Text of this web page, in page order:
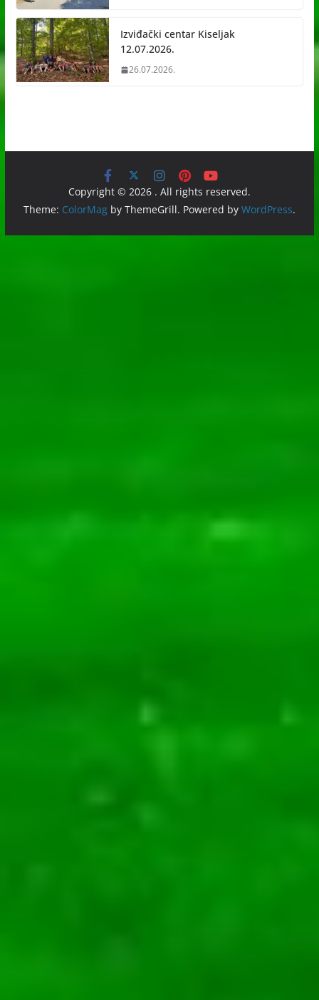
Izviđački centar Kiseljak
12.07.2026.
26.07.2026.
Copyright © 2026 . All rights reserved.
Theme: ColorMagby ThemeGrill. Powered by WordPress.